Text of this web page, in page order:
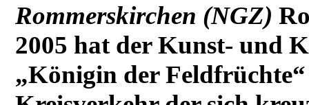
Rommerskirchen (NGZ)
2005 hat der Kunst- und
„Königin der